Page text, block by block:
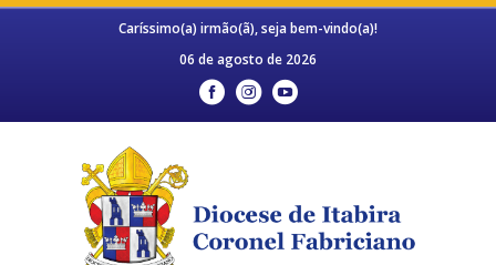
Caríssimo(a) irmão(ã), seja bem-vindo(a)!
06 de agosto de 2026